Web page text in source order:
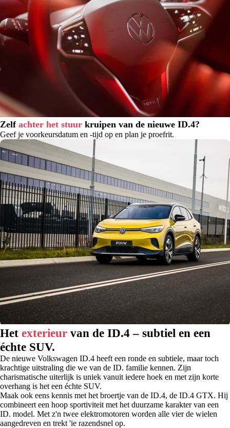
Zelf achter het stuur kruipen van de nieuwe ID.4?
Geef je voorkeursdatum en -tijd op en plan je proefrit.
Het exterieur van de ID.4 – subtiel en een
échte SUV.
De nieuwe Volkswagen ID.4 heeft een ronde en subtiele, maar toch
krachtige uitstraling die we van de ID. familie kennen. Zijn
charismatische uiterlijk is uniek vanuit iedere hoek en met zijn korte
overhang is het een échte SUV.
Maak ook eens kennis met het broertje van de ID.4, de ID.4 GTX. Hij
combineert een hoop sportiviteit met het duurzame karakter van een
ID. model. Met z'n twee elektromotoren worden alle vier de wielen
aangedreven en trekt 'ie razendsnel op.